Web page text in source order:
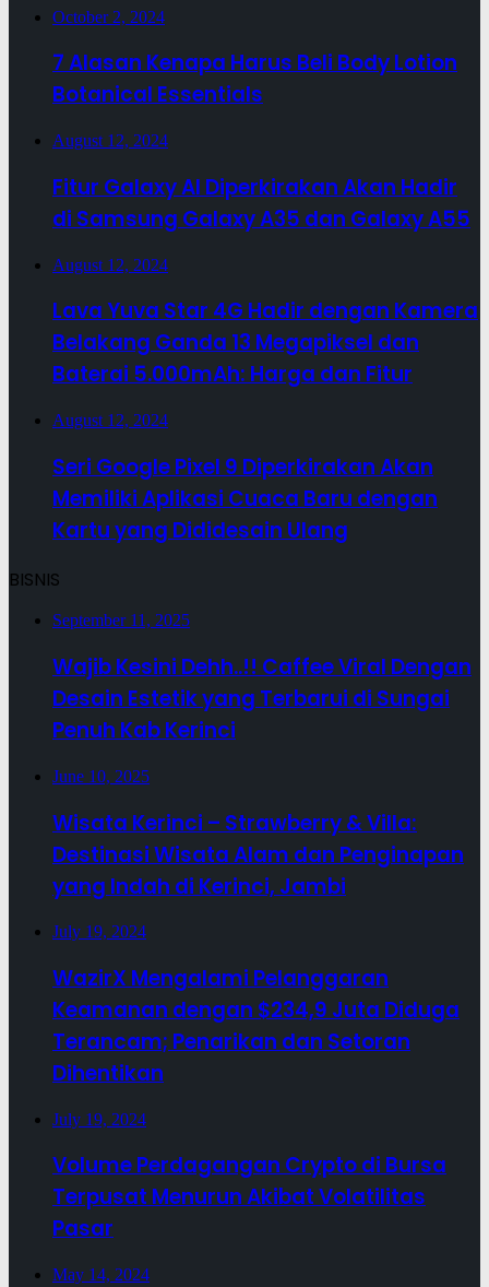
October 2, 2024
7 Alasan Kenapa Harus Beli Body Lotion
Botanical Essentials
August 12, 2024
Fitur Galaxy AI Diperkirakan Akan Hadir
di Samsung Galaxy A35 dan Galaxy A55
August 12, 2024
Lava Yuva Star 4G Hadir dengan Kamera
Belakang Ganda 13 Megapiksel dan
Baterai 5.000mAh: Harga dan Fitur
August 12, 2024
Seri Google Pixel 9 Diperkirakan Akan
Memiliki Aplikasi Cuaca Baru dengan
Kartu yang Dididesain Ulang
BISNIS
September 11, 2025
Wajib Kesini Dehh..!! Caffee Viral Dengan
Desain Estetik yang Terbarui di Sungai
Penuh Kab Kerinci
June 10, 2025
Wisata Kerinci – Strawberry & Villa:
Destinasi Wisata Alam dan Penginapan
yang Indah di Kerinci, Jambi
July 19, 2024
WazirX Mengalami Pelanggaran
Keamanan dengan $234,9 Juta Diduga
Terancam; Penarikan dan Setoran
Dihentikan
July 19, 2024
Volume Perdagangan Crypto di Bursa
Terpusat Menurun Akibat Volatilitas
Pasar
May 14, 2024